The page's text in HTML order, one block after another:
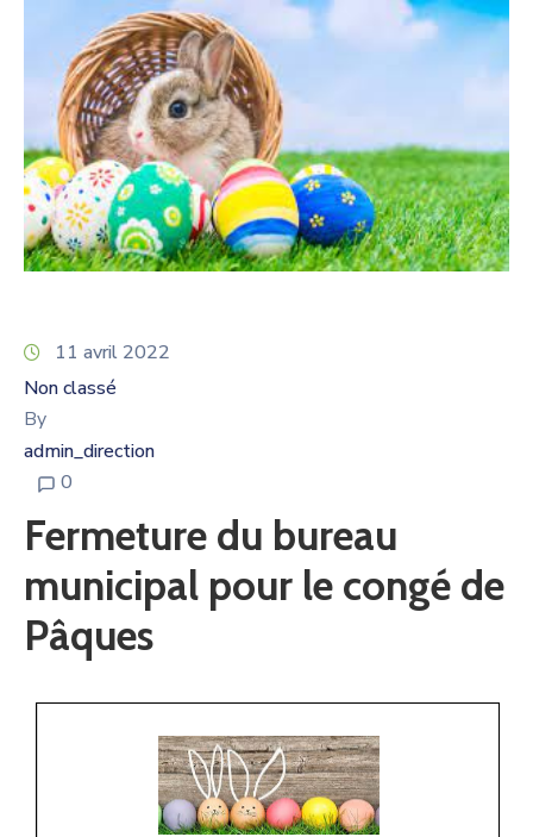
11 avril 2022
Non classé
By
admin_direction
0
Fermeture du bureau
municipal pour le congé de
Pâques